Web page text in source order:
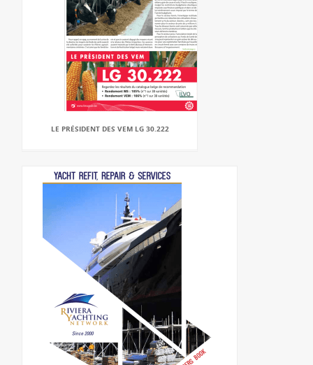
LE PRÉSIDENT DES VEM LG 30.222